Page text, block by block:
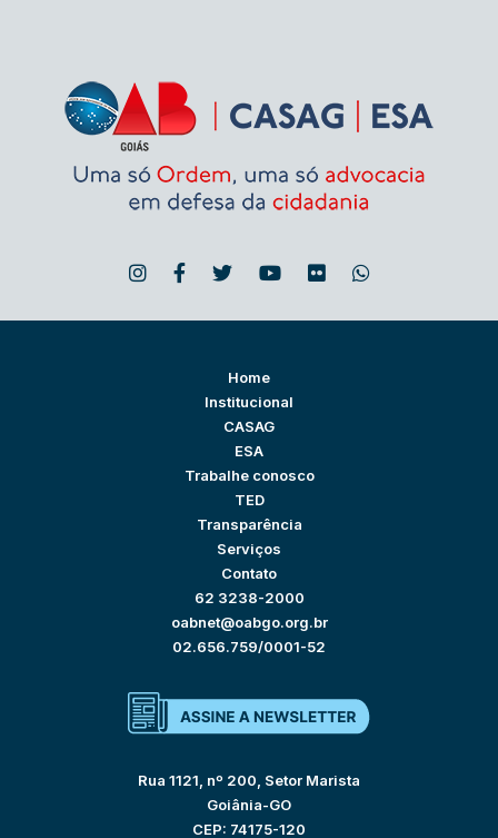
Home
Institucional
CASAG
ESA
Trabalhe conosco
TED
Transparência
Serviços
Contato
62 3238-2000
oabnet@oabgo.org.br
02.656.759/0001-52
Rua 1121, nº 200, Setor Marista
Goiânia-GO
CEP: 74175-120